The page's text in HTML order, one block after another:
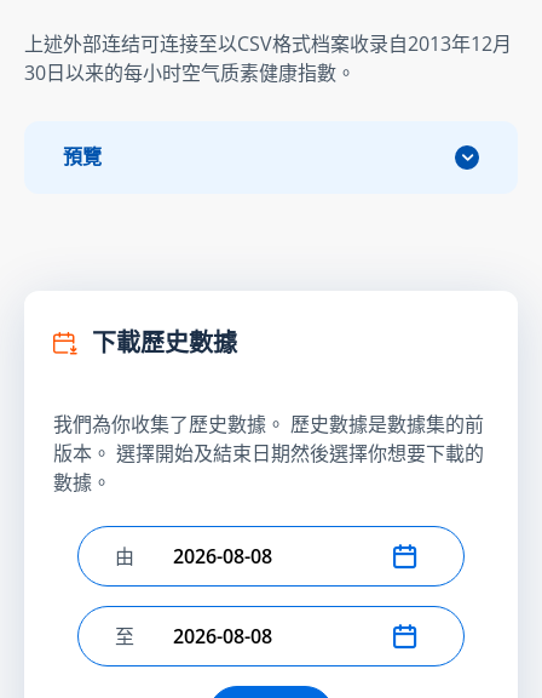
上述外部连结可连接至以CSV格式档案收录自2013年12月
30日以来的每小时空气质素健康指數。
預覽
下載歷史數據
我們為你收集了歷史數據。 歷史數據是數據集的前
版本。 選擇開始及結束日期然後選擇你想要下載的
數據。
選擇開始日期
由
選擇結束日期
至